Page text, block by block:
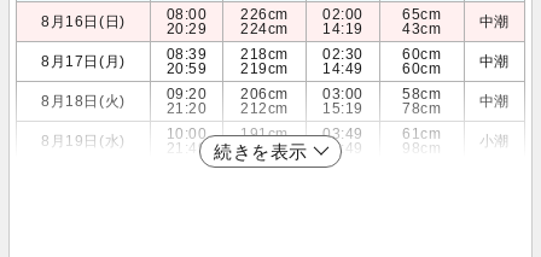
8月16日(日)
08:00
20:29
226cm
224cm
02:00
14:19
65cm
43cm
中潮
8月17日(月)
08:39
20:59
218cm
219cm
02:30
14:49
60cm
60cm
中潮
8月18日(火)
09:20
21:20
206cm
212cm
03:00
15:19
58cm
78cm
中潮
8月19日(水)
10:00
21:49
191cm
203cm
03:49
15:49
61cm
98cm
小潮
続きを表示